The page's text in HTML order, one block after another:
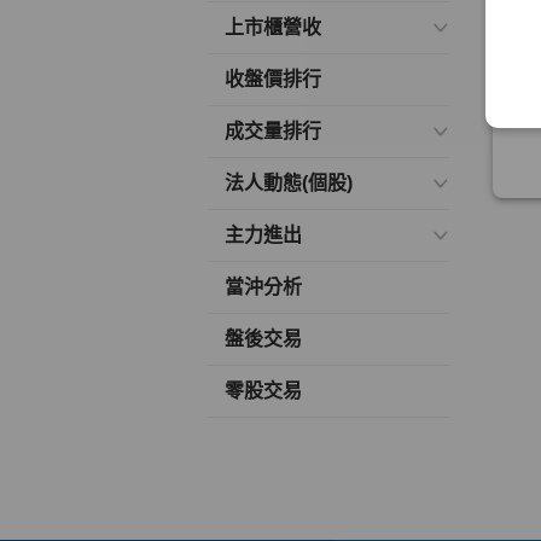
上市櫃營收
收盤價排行
成交量排行
法人動態(個股)
主力進出
當沖分析
盤後交易
零股交易